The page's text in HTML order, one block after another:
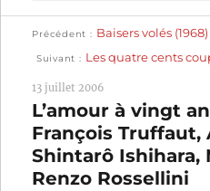
:
Navigation
l’article
Précédent
précédente :
Baisers volés
Suivant
suivante :
Les quatre cents
13 juillet 2006
L’amour à vingt
François Truffaut,
Shintarô Ishihara,
Renzo Rossellini